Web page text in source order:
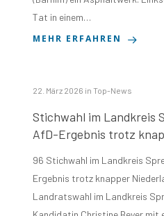
Tat in einem…
MEHR ERFAHREN
22. März 2026 inTop-News
Stichwahl im Landkreis
AfD-Ergebnis trotz
96 Stichwahl im Landkreis
Ergebnis trotz knapper
Landratswahl im Landkreis